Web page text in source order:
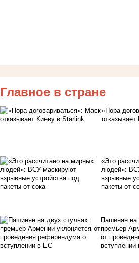
Главное в стране
«Пора
«Это
людей»:
взрывные
пакеты от
Пашинян на
премьер
от